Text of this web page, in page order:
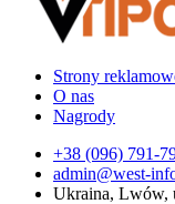
Strony
O nas
Nagrody
+38 (096) 791-
admin@west-
Ukraina, Lwów,